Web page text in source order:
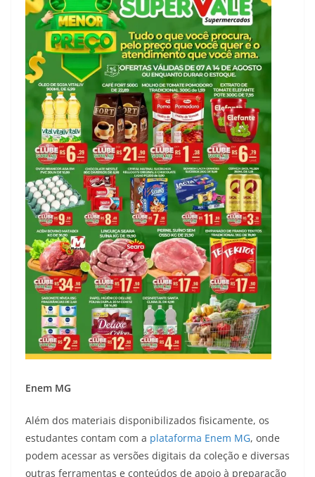
Enem MG
Além dos materiais disponibilizados fisicamente, os
estudantes contam com a plataforma Enem MG, onde
podem acessar as versões digitais da coleção e diversas
outras ferramentas e conteúdos de apoio à preparação